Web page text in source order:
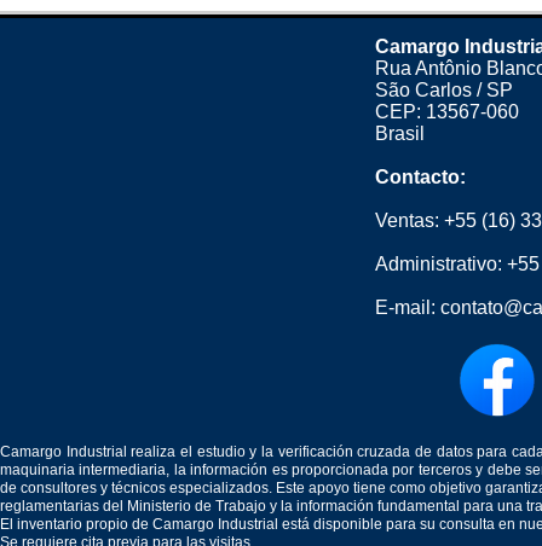
Camargo
Rua Antônio
São Carlos / SP
CEP: 13567-060
Brasil
Contacto:
Ventas: +55 (16)
Administrativo:
E-mail:
Camargo Industrial realiza el estudio y la verificación cruzada de datos para
maquinaria intermediaria, la información es proporcionada por terceros y debe
de consultores y técnicos especializados. Este apoyo tiene como objetivo
reglamentarias del Ministerio de Trabajo y la información fundamental para una
El inventario propio de Camargo Industrial está disponible para su consulta en
Se requiere cita previa para las visitas.